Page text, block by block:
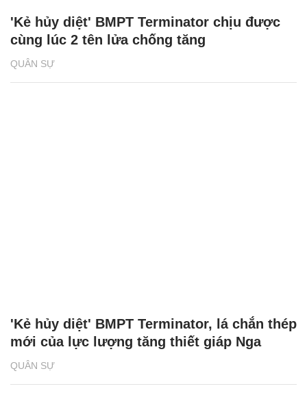
QUÂN SỰ
'Kẻ hủy diệt' BMPT Terminator chịu được
cùng lúc 2 tên lửa chống tăng
QUÂN SỰ
'Kẻ hủy diệt' BMPT Terminator, lá chắn thép
mới của lực lượng tăng thiết giáp Nga